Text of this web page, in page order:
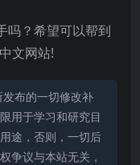
吗？希望可以帮到
文网站!
布的一切修改补
用于学习和研究目
途，否则，一切后
争议与本站无关，